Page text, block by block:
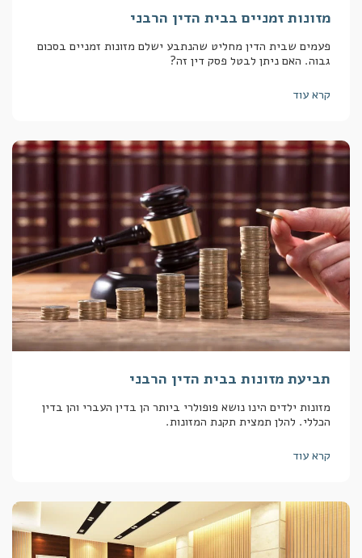
מזונות זמניים בבית הדין הרבני
פעמים שבית הדין מחליט שהנתבע ישלם מזונות זמניים בסכום
גבוה. האם ניתן לבטל פסק דין זה?
קרא עוד
תביעת מזונות בבית הדין הרבני
מזונות ילדים הינו נושא פופולרי ביותר הן בדין העברי והן בדין
הכללי. להלן תמצית תקנת המזונות.
קרא עוד